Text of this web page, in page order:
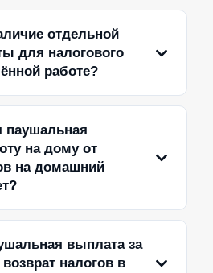
отдельной
для налогового
работе?
паушальная
на дому от
на домашний
выплата за
налогов в